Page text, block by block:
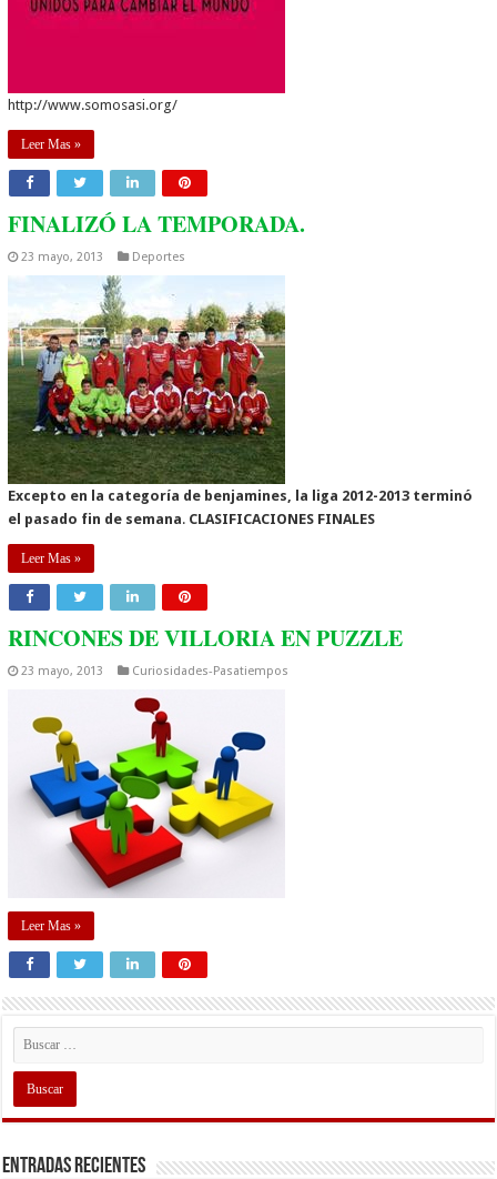
http://www.somosasi.org/
Leer Mas »
FINALIZÓ LA TEMPORADA.
23 mayo, 2013 Deportes
Excepto en la categoría de benjamines, la liga 2012-2013 terminó
el pasado fin de semana. CLASIFICACIONES FINALES
Leer Mas »
RINCONES DE VILLORIA EN PUZZLE
23 mayo, 2013 Curiosidades-Pasatiempos
Leer Mas »
Entradas recientes